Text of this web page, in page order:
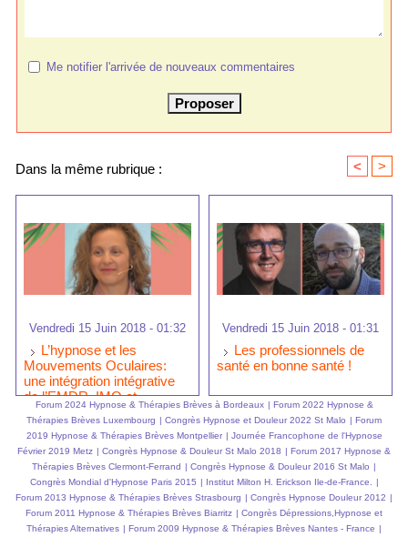
Me notifier l'arrivée de nouveaux commentaires
Dans la même rubrique : < >
Vendredi 15 Juin 2018 - 01:32
L’hypnose et les
Mouvements Oculaires:
une intégration intégrative
de l’EMDR, IMO et
l'hypnose ericksonienne
Vendredi 15 Juin 2018 - 01:31
Les professionnels de
santé en bonne santé !
Forum 2024 Hypnose & Thérapies Brèves à Bordeaux | Forum 2022 Hypnose &
Thérapies Brèves Luxembourg | Congrès Hypnose et Douleur 2022 St Malo | Forum
2019 Hypnose & Thérapies Brèves Montpellier | Journée Francophone de l'Hypnose
Février 2019 Metz | Congrès Hypnose & Douleur St Malo 2018 | Forum 2017 Hypnose &
Thérapies Brèves Clermont-Ferrand | Congrès Hypnose & Douleur 2016 St Malo |
Congrès Mondial d'Hypnose Paris 2015 | Institut Milton H. Erickson Ile-de-France. |
Forum 2013 Hypnose & Thérapies Brèves Strasbourg | Congrès Hypnose Douleur 2012 |
Forum 2011 Hypnose & Thérapies Brèves Biarritz | Congrès Dépressions,Hypnose et
Thérapies Alternatives | Forum 2009 Hypnose & Thérapies Brèves Nantes - France |